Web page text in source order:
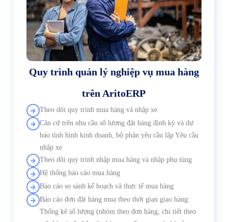
Quy trình quản lý nghiệp vụ mua hàng
trên AritoERP
Theo dõi quy trình mua hàng và nhập xe
Căn cứ trên nhu cầu số lượng đặt hàng định kỳ và dự
báo tình hình kinh doanh, bộ phận yêu cầu lập Yêu cầu
nhập xe
Theo dõi quy trình nhập mua hàng và nhập phụ tùng
Hệ thống báo cáo mua hàng
Báo cáo so sánh kế hoạch và thực tế mua hàng
Báo cáo đơn đặt hàng mua theo thời gian giao hàng:
Thống kê số lượng (nhóm theo đơn hàng, chi tiết theo